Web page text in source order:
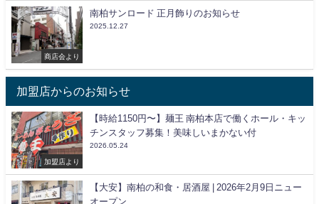
商店会より
南柏サンロード 正月飾りのお知らせ
2025.12.27
加盟店からのお知らせ
加盟店より
【時給1150円〜】麺王 南柏本店で働くホール・キッ
チンスタッフ募集！美味しいまかない付
2026.05.24
【大安】南柏の和食・居酒屋 | 2026年2月9日ニュー
オープン